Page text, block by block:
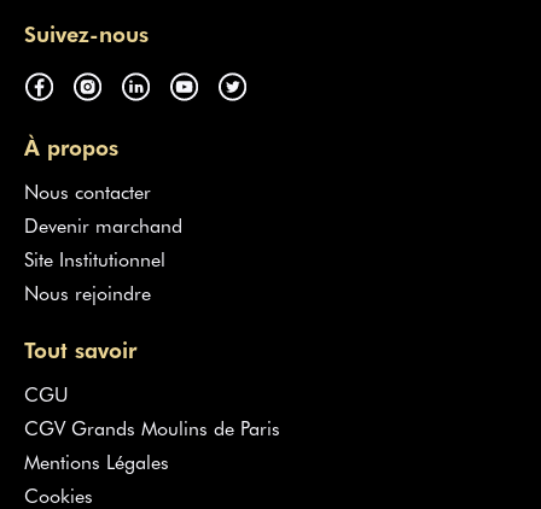
Suivez-nous
À propos
Nous contacter
Devenir marchand
Site Institutionnel
Nous rejoindre
Tout savoir
CGU
CGV Grands Moulins de Paris
Mentions Légales
Cookies